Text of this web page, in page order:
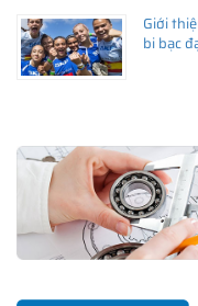
Giới
bi bạc